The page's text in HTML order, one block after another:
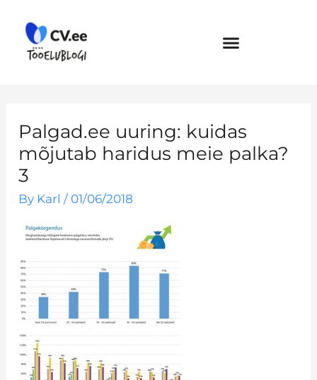
content
Palgad.ee uuring: kuidas
mõjutab haridus meie palka?
3
By Karl/ 01/06/2018